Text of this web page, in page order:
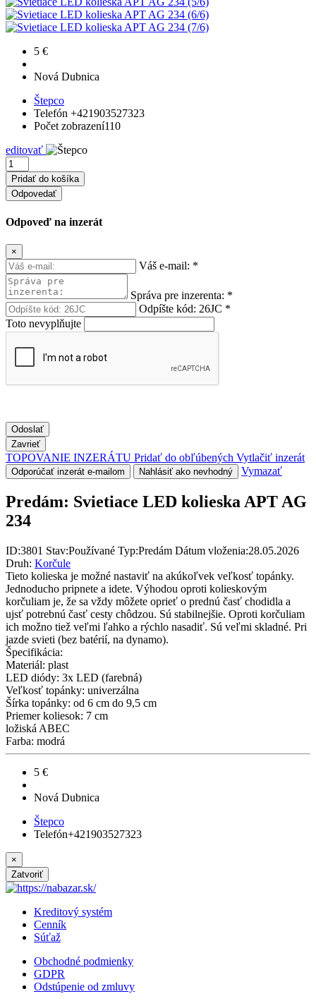
5 €
Nová Dubnica
Štepco
Telefón +421903527323
Počet zobrazení110
editovať
Odpovedať
Odpoveď na inzerát
×
Váš e-mail: *
Správa pre inzerenta: *
Odpíšte kód: 26JC *
Toto nevyplňujte
Odoslať
Zavrieť
TOPOVANIE INZERÁTU Pridať do obľúbených Vytlačiť inzerát
Odporúčať inzerát e-mailom Nahlásiť ako nevhodný Vymazať
Predám: Svietiace LED kolieska APT AG
234
ID:3801 Stav:Používané Typ:Predám Dátum vloženia:28.05.2026
Druh: Korčule
Tieto kolieska je možné nastaviť na akúkoľvek veľkosť topánky.
Jednoducho pripnete a idete. Výhodou oproti kolieskovým
korčuliam je, že sa vždy môžete oprieť o prednú časť chodidla a
ujsť potrebnú časť cesty chôdzou. Sú stabilnejšie. Oproti korčuliam
ich možno tiež veľmi ľahko a rýchlo nasadiť. Sú veľmi skladné. Pri
jazde svieti (bez batérií, na dynamo).
Špecifikácia:
Materiál: plast
LED diódy: 3x LED (farebná)
Veľkosť topánky: univerzálna
Šírka topánky: od 6 cm do 9,5 cm
Priemer koliesok: 7 cm
ložiská ABEC
Farba: modrá
5 €
Nová Dubnica
Štepco
Telefón+421903527323
×
Zatvoriť
Kreditový systém
Cenník
Súťaž
Obchodné podmienky
GDPR
Odstúpenie od zmluvy